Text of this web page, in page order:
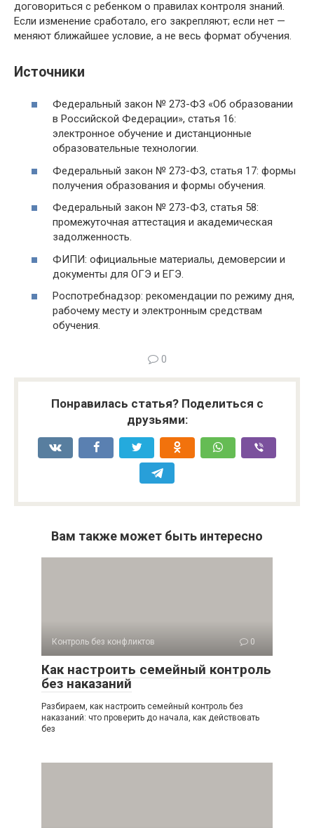
договориться с ребенком о правилах контроля знаний.
Если изменение сработало, его закрепляют; если нет —
меняют ближайшее условие, а не весь формат обучения.
Источники
Федеральный закон № 273-ФЗ «Об образовании
в Российской Федерации», статья 16:
электронное обучение и дистанционные
образовательные технологии.
Федеральный закон № 273-ФЗ, статья 17: формы
получения образования и формы обучения.
Федеральный закон № 273-ФЗ, статья 58:
промежуточная аттестация и академическая
задолженность.
ФИПИ: официальные материалы, демоверсии и
документы для ОГЭ и ЕГЭ.
Роспотребнадзор: рекомендации по режиму дня,
рабочему месту и электронным средствам
обучения.
0
Понравилась статья? Поделиться с
друзьями:
Вам также может быть интересно
Контроль без конфликтов 0
Как настроить семейный контроль
без наказаний
Разбираем, как настроить семейный контроль без
наказаний: что проверить до начала, как действовать
без